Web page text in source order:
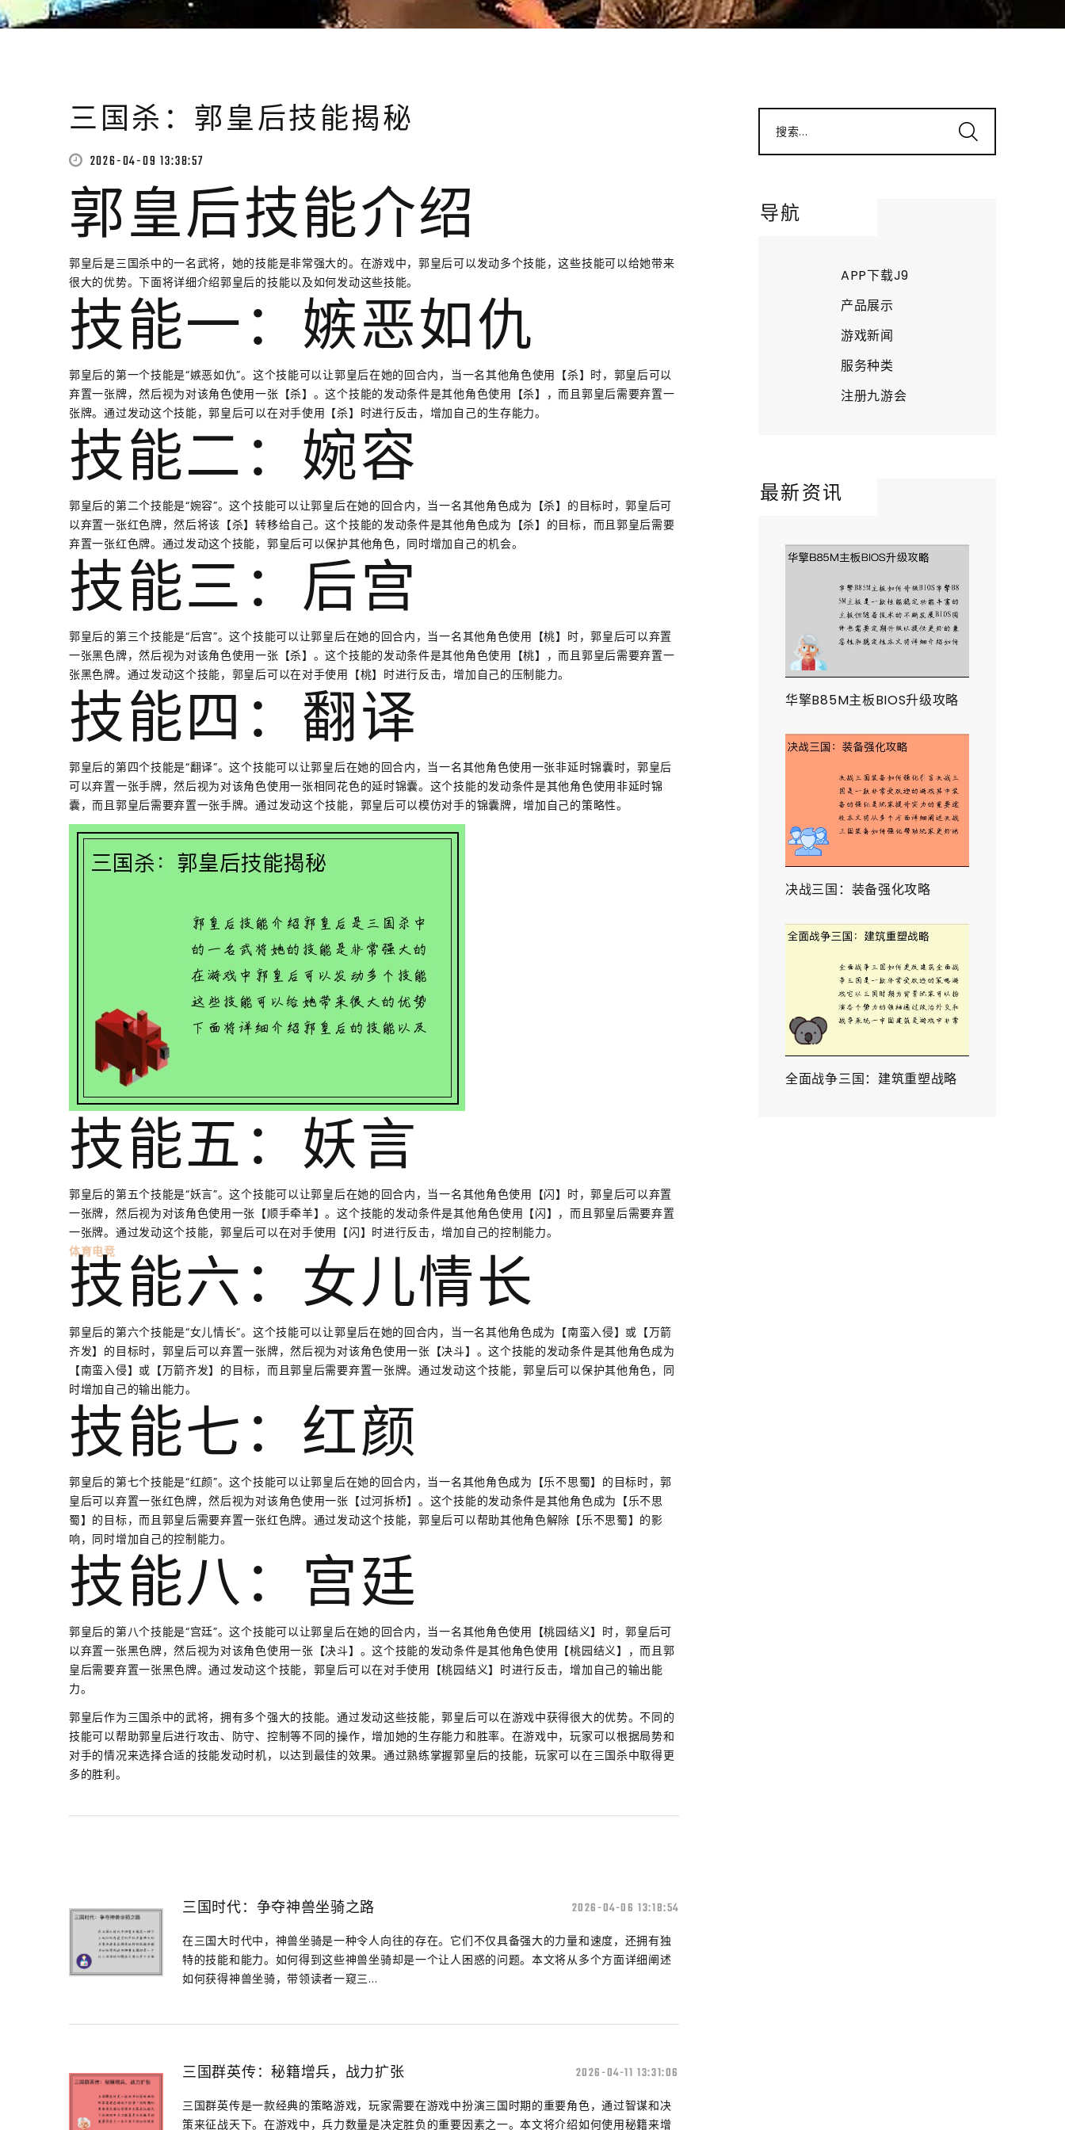
三国杀：郭皇后技能揭秘
2026-04-09 13:38:57
郭皇后技能介绍
郭皇后是三国杀中的一名武将，她的技能是非常强大的。在游戏中，郭皇后可以发动多个技能，这些技能可以给她带来
很大的优势。下面将详细介绍郭皇后的技能以及如何发动这些技能。
技能一：嫉恶如仇
郭皇后的第一个技能是“嫉恶如仇”。这个技能可以让郭皇后在她的回合内，当一名其他角色使用【杀】时，郭皇后可以
弃置一张牌，然后视为对该角色使用一张【杀】。这个技能的发动条件是其他角色使用【杀】，而且郭皇后需要弃置一
张牌。通过发动这个技能，郭皇后可以在对手使用【杀】时进行反击，增加自己的生存能力。
技能二：婉容
郭皇后的第二个技能是“婉容”。这个技能可以让郭皇后在她的回合内，当一名其他角色成为【杀】的目标时，郭皇后可
以弃置一张红色牌，然后将该【杀】转移给自己。这个技能的发动条件是其他角色成为【杀】的目标，而且郭皇后需要
弃置一张红色牌。通过发动这个技能，郭皇后可以保护其他角色，同时增加自己的机会。
技能三：后宫
郭皇后的第三个技能是“后宫”。这个技能可以让郭皇后在她的回合内，当一名其他角色使用【桃】时，郭皇后可以弃置
一张黑色牌，然后视为对该角色使用一张【杀】。这个技能的发动条件是其他角色使用【桃】，而且郭皇后需要弃置一
张黑色牌。通过发动这个技能，郭皇后可以在对手使用【桃】时进行反击，增加自己的压制能力。
技能四：翻译
郭皇后的第四个技能是“翻译”。这个技能可以让郭皇后在她的回合内，当一名其他角色使用一张非延时锦囊时，郭皇后
可以弃置一张手牌，然后视为对该角色使用一张相同花色的延时锦囊。这个技能的发动条件是其他角色使用非延时锦
囊，而且郭皇后需要弃置一张手牌。通过发动这个技能，郭皇后可以模仿对手的锦囊牌，增加自己的策略性。
技能五：妖言
郭皇后的第五个技能是“妖言”。这个技能可以让郭皇后在她的回合内，当一名其他角色使用【闪】时，郭皇后可以弃置
一张牌，然后视为对该角色使用一张【顺手牵羊】。这个技能的发动条件是其他角色使用【闪】，而且郭皇后需要弃置
一张牌。通过发动这个技能，郭皇后可以在对手使用【闪】时进行反击，增加自己的控制能力。
体育电竞
技能六：女儿情长
郭皇后的第六个技能是“女儿情长”。这个技能可以让郭皇后在她的回合内，当一名其他角色成为【南蛮入侵】或【万箭
齐发】的目标时，郭皇后可以弃置一张牌，然后视为对该角色使用一张【决斗】。这个技能的发动条件是其他角色成为
【南蛮入侵】或【万箭齐发】的目标，而且郭皇后需要弃置一张牌。通过发动这个技能，郭皇后可以保护其他角色，同
时增加自己的输出能力。
技能七：红颜
郭皇后的第七个技能是“红颜”。这个技能可以让郭皇后在她的回合内，当一名其他角色成为【乐不思蜀】的目标时，郭
皇后可以弃置一张红色牌，然后视为对该角色使用一张【过河拆桥】。这个技能的发动条件是其他角色成为【乐不思
蜀】的目标，而且郭皇后需要弃置一张红色牌。通过发动这个技能，郭皇后可以帮助其他角色解除【乐不思蜀】的影
响，同时增加自己的控制能力。
技能八：宫廷
郭皇后的第八个技能是“宫廷”。这个技能可以让郭皇后在她的回合内，当一名其他角色使用【桃园结义】时，郭皇后可
以弃置一张黑色牌，然后视为对该角色使用一张【决斗】。这个技能的发动条件是其他角色使用【桃园结义】，而且郭
皇后需要弃置一张黑色牌。通过发动这个技能，郭皇后可以在对手使用【桃园结义】时进行反击，增加自己的输出能
力。
郭皇后作为三国杀中的武将，拥有多个强大的技能。通过发动这些技能，郭皇后可以在游戏中获得很大的优势。不同的
技能可以帮助郭皇后进行攻击、防守、控制等不同的操作，增加她的生存能力和胜率。在游戏中，玩家可以根据局势和
对手的情况来选择合适的技能发动时机，以达到最佳的效果。通过熟练掌握郭皇后的技能，玩家可以在三国杀中取得更
多的胜利。
三国时代：争夺神兽坐骑之路 2026-04-06 13:18:54
在三国大时代中，神兽坐骑是一种令人向往的存在。它们不仅具备强大的力量和速度，还拥有独
特的技能和能力。如何得到这些神兽坐骑却是一个让人困惑的问题。本文将从多个方面详细阐述
如何获得神兽坐骑，带领读者一窥三...
三国群英传：秘籍增兵，战力扩张 2026-04-11 13:31:06
三国群英传是一款经典的策略游戏，玩家需要在游戏中扮演三国时期的重要角色，通过智谋和决
策来征战天下。在游戏中，兵力数量是决定胜负的重要因素之一。本文将介绍如何使用秘籍来增
搜索...
导航
APP下载J9
产品展示
游戏新闻
服务种类
注册九游会
最新资讯
华擎B85M主板BIOS升级攻略
决战三国：装备强化攻略
全面战争三国：建筑重塑战略